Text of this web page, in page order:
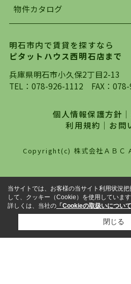
を行っており地域最大級の情
ります。店頭で限られた物件
自身でインターネットを利用
探していただき、選択してい
対して、専門知識を持ったス
せていただくスタイルを心が
は、一度だけでは終わらない
お付き合いです。初めての一
職・ご結婚・売買物件の購入
わたる、良きアドバイザーと
た営業スタイルで様々なお役
わせください。
物件カタログ
明石市内で賃貸を探すなら
ピタットハウス西明石店まで
兵庫県明石市小久保2丁目2-13
TEL： 078-926-1112 FAX：
個人情報保護方針 ｜
利用規約 ｜ お問
Copyright(c) 株式会社ＡＢ
当サイトでは、お客様の当サイト利用状況
して、クッキー（Cookie）を使用しています
詳しくは、当社の 「Cookieの取扱いについて
閉じる